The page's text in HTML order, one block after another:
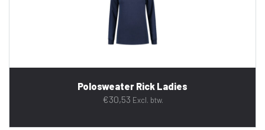
Polosweater Rick Ladies
€30,53 Excl. btw.